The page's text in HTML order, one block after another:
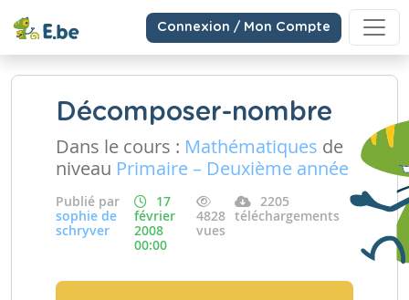
Connexion / Mon Compte
Décomposer-nombre
Dans le cours : Mathématiques de
niveau Primaire – Deuxième année
Publié par
sophie de
schryver
17
février
2008
00:00
4828
vues
2205
téléchargements